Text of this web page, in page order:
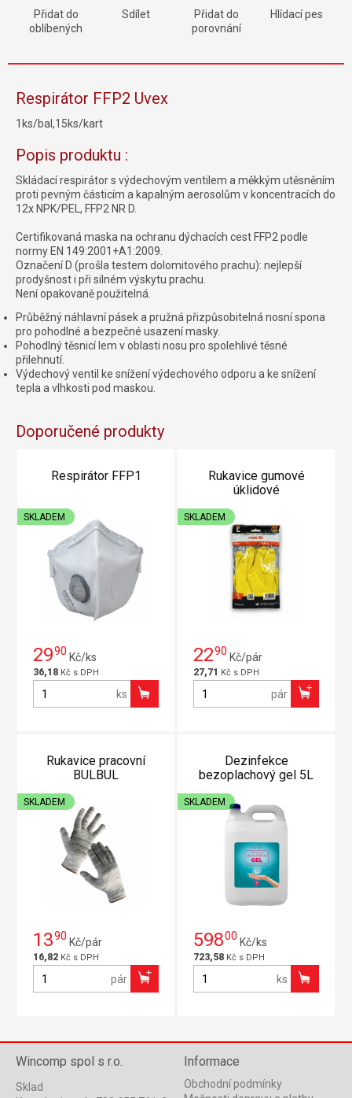
Přidat do
oblíbených
Sdílet
Přidat do
porovnání
Hlídací pes
Respirátor FFP2 Uvex
1ks/bal,15ks/kart
Popis produktu :
Skládací respirátor s výdechovým ventilem a měkkým utěsněním
proti pevným částicím a kapalným aerosolům v koncentracích do
12x NPK/PEL, FFP2 NR D.
Certifikovaná maska na ochranu dýchacích cest FFP2 podle
normy EN 149:2001+A1:2009.
Označení D (prošla testem dolomitového prachu): nejlepší
prodyšnost i při silném výskytu prachu.
Není opakovaně použitelná.
Průběžný náhlavní pásek a pružná přizpůsobitelná nosní spona
pro pohodlné a bezpečné usazení masky.
Pohodlný těsnicí lem v oblasti nosu pro spolehlivé těsné
přilehnutí.
Výdechový ventil ke snížení výdechového odporu a ke snížení
tepla a vlhkosti pod maskou.
Doporučené produkty
Respirátor FFP1
SKLADEM
2990 Kč/ks
36,18 Kč s DPH
ks
Rukavice gumové
úklidové
SKLADEM
2290 Kč/pár
27,71 Kč s DPH
pár
Rukavice pracovní
BULBUL
SKLADEM
1390 Kč/pár
16,82 Kč s DPH
pár
Dezinfekce
bezoplachový gel 5L
SKLADEM
59800 Kč/ks
723,58 Kč s DPH
ks
Wincomp spol s r.o.
Sklad
Informace
Obchodní podmínky